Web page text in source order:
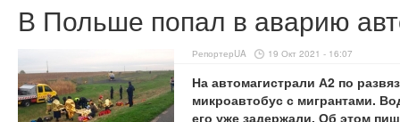
В Польше попал в аварию
РепортерUA 19 Окт 2021 - 16:07
На автомагистрали А2 по
микроавтобус с мигрантами.
его уже задержали. Об этом